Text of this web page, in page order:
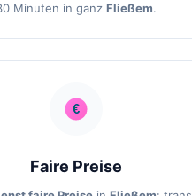
Minuten in ganz Fließem.
Faire Preise